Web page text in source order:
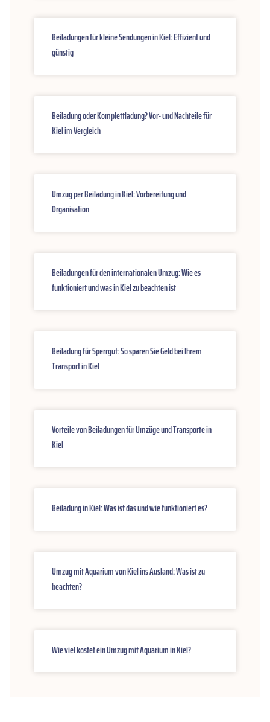
Beiladungen für kleine Sendungen in Kiel: Effizient und
günstig
Beiladung oder Komplettladung? Vor- und Nachteile für
Kiel im Vergleich
Umzug per Beiladung in Kiel: Vorbereitung und
Organisation
Beiladungen für den internationalen Umzug: Wie es
funktioniert und was in Kiel zu beachten ist
Beiladung für Sperrgut: So sparen Sie Geld bei Ihrem
Transport in Kiel
Vorteile von Beiladungen für Umzüge und Transporte in
Kiel
Beiladung in Kiel: Was ist das und wie funktioniert es?
Umzug mit Aquarium von Kiel ins Ausland: Was ist zu
beachten?
Wie viel kostet ein Umzug mit Aquarium in Kiel?